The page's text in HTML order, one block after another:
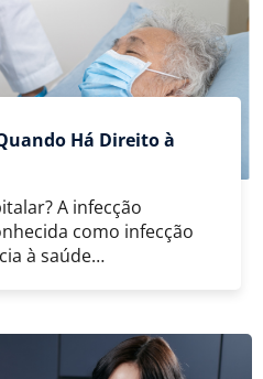
Há Direito à
A infecção
como infecção
à saúde…